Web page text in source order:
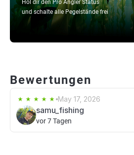
Hol dir den Pro Angler Status
und schalte alle Pegelstände frei
Bewertungen
May 17, 2026
samu_fishing
vor 7 Tagen